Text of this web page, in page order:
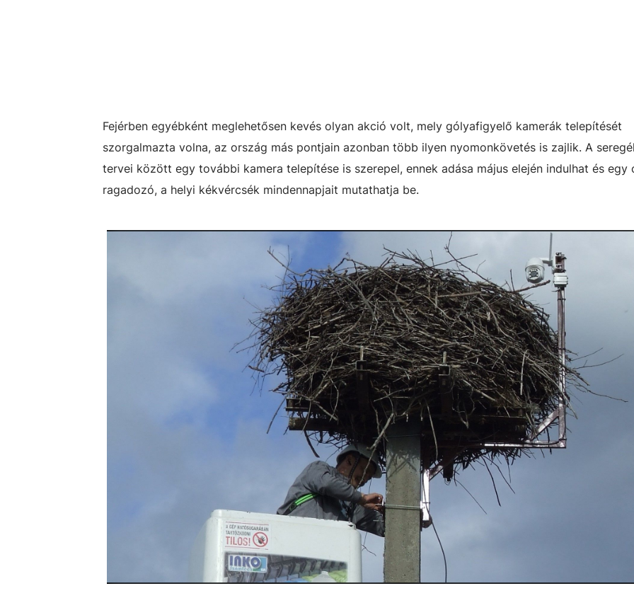
Fejérben egyébként meglehetősen kevés olyan akció volt, mely gólyafigyelő kamerák telepítését
szorgalmazta volna, az ország más pontjain azonban több ilyen nyomonkövetés is zajlik. A
tervei között egy további kamera telepítése is szerepel, ennek adása május elején indulhat és egy
ragadozó, a helyi kékvércsék mindennapjait mutathatja be.